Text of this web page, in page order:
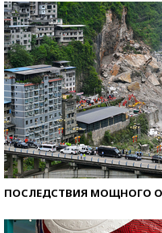
ПОСЛЕДСТВИЯ МОЩНОГО